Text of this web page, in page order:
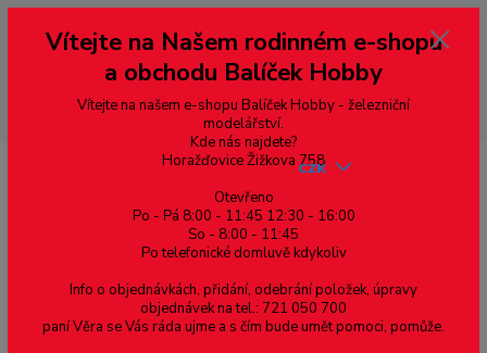
--- pro zákazníky ze Slovenska a jiných zemí, pokud chcete platit v eurech
přepněte si e-shop na euro 💶 pro přepočet měny - pravý horní roh ---
dobírky – pokud si z nějakého důvodu zásilku nevyzvednete, bude po
domluvě zaslána znovu s opětovnou platbou za poštovné, v opačném
případě bude zrušena a účet přidán na blacklist a rušeny následující
objednávky.
Menu
CZK
Vítejte na Našem rodinném e-shopu
a obchodu Balíček Hobby
Vítejte na našem e-shopu Balíček Hobby - železniční
modelářství.
Kde nás najdete?
Horažďovice Žižkova 758
Otevřeno
Po - Pá 8:00 - 11:45 12:30 - 16:00
So - 8:00 - 11:45
Po telefonické domluvě kdykoliv
Info o objednávkách, přidání, odebrání položek, úpravy
objednávek na tel.: 721 050 700
paní Věra se Vás ráda ujme a s čím bude umět pomoci, pomůže.